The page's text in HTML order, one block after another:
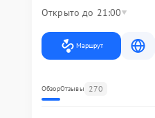
Открыто до 21:00
Маршрут
ОбзорОтзывы 270